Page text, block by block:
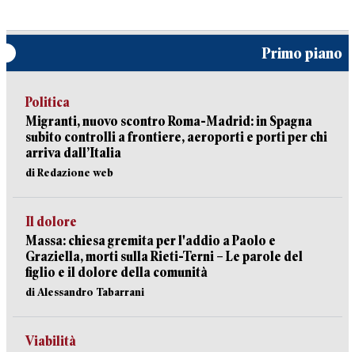
Primo piano
Politica
Migranti, nuovo scontro Roma-Madrid: in Spagna
subito controlli a frontiere, aeroporti e porti per chi
arriva dall’Italia
di Redazione web
Il dolore
Massa: chiesa gremita per l'addio a Paolo e
Graziella, morti sulla Rieti-Terni – Le parole del
figlio e il dolore della comunità
di Alessandro Tabarrani
Viabilità